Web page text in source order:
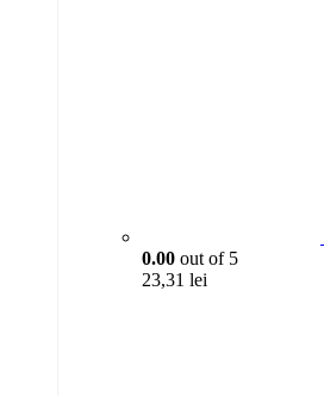
0.00 out of 5
23,31 lei